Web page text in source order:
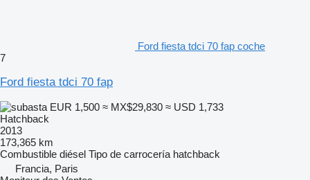
Ford fiesta tdci 70 fap coche
7
Ford fiesta tdci 70 fap
EUR 1,500 ≈ MX$29,830 ≈ USD 1,733
Hatchback
2013
173,365 km
Combustible diésel Tipo de carrocería hatchback
Francia, Paris